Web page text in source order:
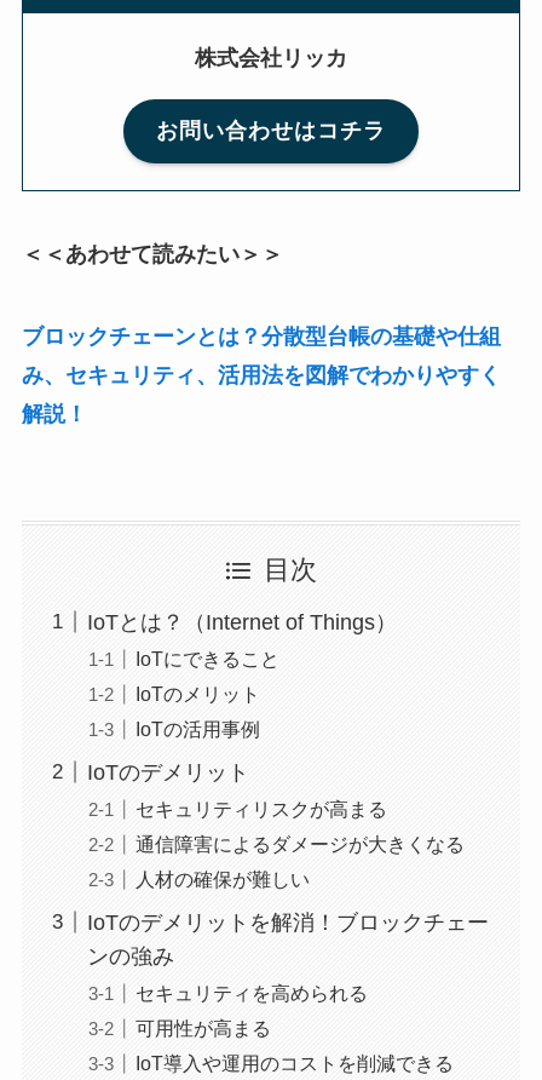
株式会社リッカ
お問い合わせはコチラ
＜＜あわせて読みたい＞＞
ブロックチェーンとは？分散型台帳の基礎や仕組
み、セキュリティ、活用法を図解でわかりやすく
解説！
目次
IoTとは？（Internet of Things）
IoTにできること
IoTのメリット
IoTの活用事例
IoTのデメリット
セキュリティリスクが高まる
通信障害によるダメージが大きくなる
人材の確保が難しい
IoTのデメリットを解消！ブロックチェー
ンの強み
セキュリティを高められる
可用性が高まる
IoT導入や運用のコストを削減できる